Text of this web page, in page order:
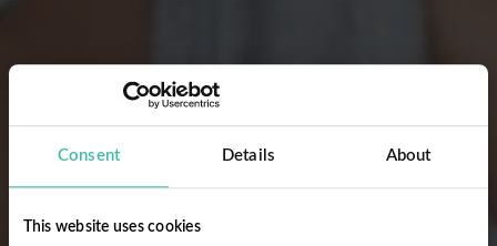
Consent Details About
This website uses cookies